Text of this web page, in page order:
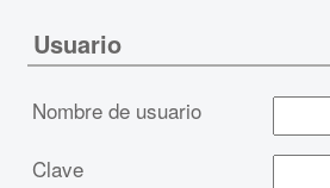
Usuario
Nombre de usuario
Clave